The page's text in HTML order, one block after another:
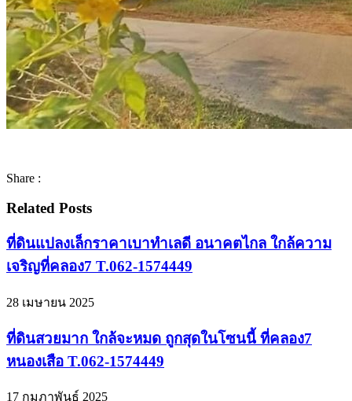
Share :
Related Posts
ที่ดินแปลงเล็กราคาเบาทำเลดี อนาคตไกล ใกล้ความ
เจริญที่คลอง7 T.062-1574449
28 เมษายน 2025
ที่ดินสวยมาก ใกล้จะหมด ถูกสุดในโซนนี้ ที่คลอง7
หนองเสือ T.062-1574449
17 กุมภาพันธ์ 2025